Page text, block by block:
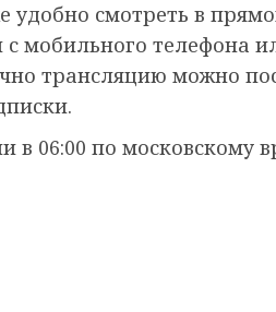
удобно смотреть в
мобильного телефона
трансляцию можно
в 06:00 по московскому